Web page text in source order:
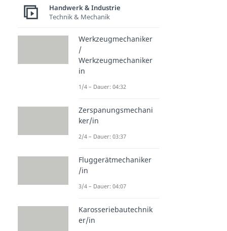
Handwerk & Industrie
Technik & Mechanik
Werkzeugmechaniker
/
Werkzeugmechaniker
in
1/4 – Dauer: 04:32
Zerspanungsmechani
ker/in
2/4 – Dauer: 03:37
Fluggerätmechaniker
/in
3/4 – Dauer: 04:07
Karosseriebautechnik
er/in